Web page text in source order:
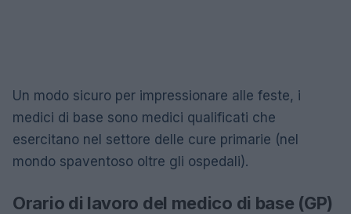
Un modo sicuro per impressionare alle feste, i
medici di base sono medici qualificati che
esercitano nel settore delle cure primarie (nel
mondo spaventoso oltre gli ospedali).
Orario di lavoro del medico di base (GP)